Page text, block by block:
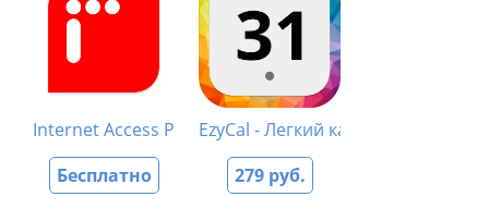
Internet Access Policy Viewer
Бесплатно
EzyCal - Легкий календарь
279 руб.